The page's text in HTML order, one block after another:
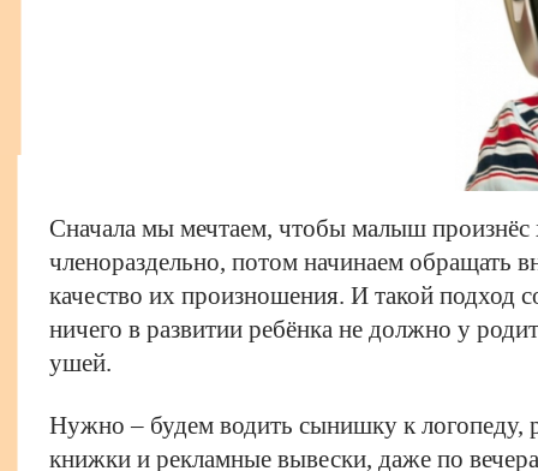
​Сначала мы мечтаем, чтобы малыш произнёс
членораздельно, потом начинаем обращать
качество их произношения. И такой подход
ничего в развитии ребёнка не должно у
ушей.
Нужно – будем водить сынишку к логопеду,
книжки и рекламные вывески, даже по